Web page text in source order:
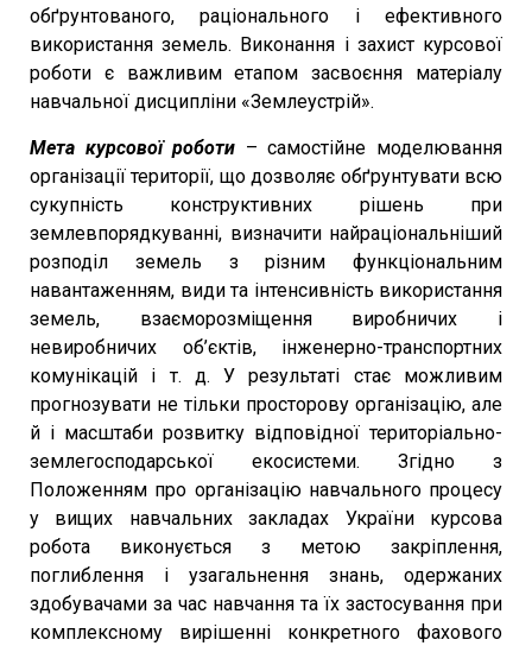
обґрунтованого, раціонального і ефективного
використання земель. Виконання і захист курсової
роботи є важливим етапом засвоєння матеріалу
навчальної дисципліни «Землеустрій».
Мета курсової роботи – самостійне моделювання
організації території, що дозволяє обґрунтувати всю
сукупність конструктивних рішень при
землевпорядкуванні, визначити найраціональніший
розподіл земель з різним функціональним
навантаженням, види та інтенсивність використання
земель, взаєморозміщення виробничих і
невиробничих об’єктів, інженерно-транспортних
комунікацій і т. д. У результаті стає можливим
прогнозувати не тільки просторову організацію, але
й і масштаби розвитку відповідної територіально-
землегосподарської екосистеми. Згідно з
Положенням про організацію навчального процесу
у вищих навчальних закладах України курсова
робота виконується з метою закріплення,
поглиблення і узагальнення знань, одержаних
здобувачами за час навчання та їх застосування при
комплексному вирішенні конкретного фахового